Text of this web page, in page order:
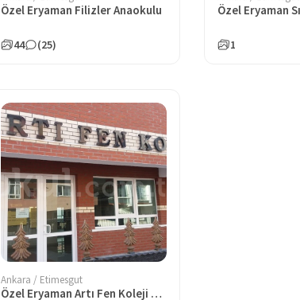
Özel Eryaman Filizler Anaokulu
44 (25) 1
Ankara / Etimesgut
Özel Eryaman Artı Fen Koleji Ortaokulu